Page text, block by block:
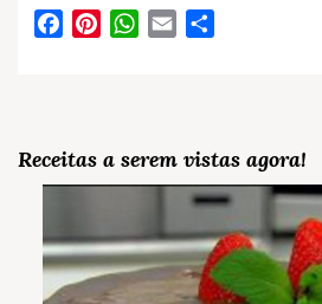
FacebookPinterestWhatsApp
Email
Receitas a serem vistas agora!